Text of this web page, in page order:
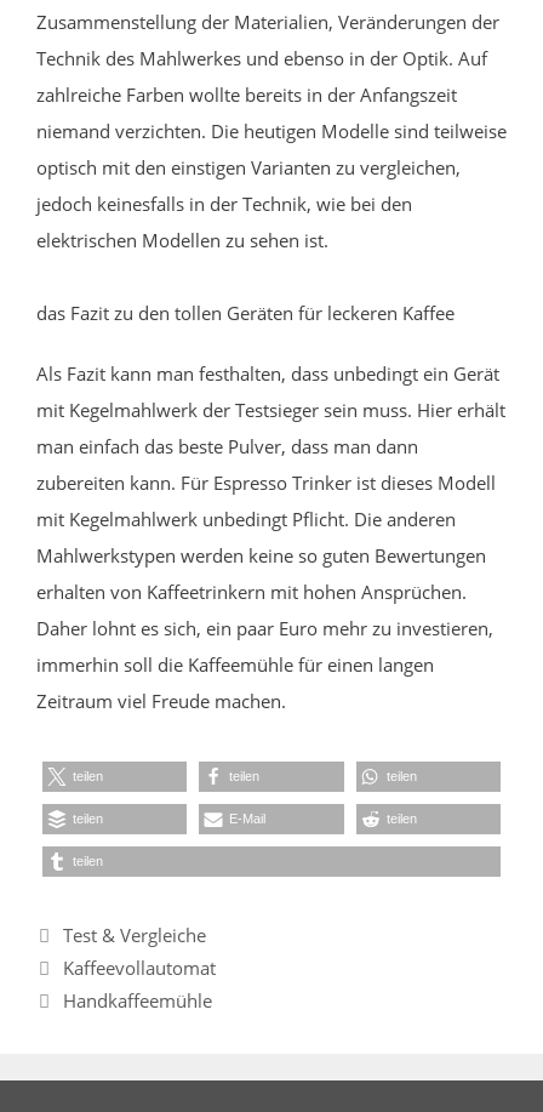
Zusammenstellung der Materialien, Veränderungen der
Technik des Mahlwerkes und ebenso in der Optik. Auf
zahlreiche Farben wollte bereits in der Anfangszeit
niemand verzichten. Die heutigen Modelle sind teilweise
optisch mit den einstigen Varianten zu vergleichen,
jedoch keinesfalls in der Technik, wie bei den
elektrischen Modellen zu sehen ist.
das Fazit zu den tollen Geräten für leckeren Kaffee
Als Fazit kann man festhalten, dass unbedingt ein Gerät
mit Kegelmahlwerk der Testsieger sein muss. Hier erhält
man einfach das beste Pulver, dass man dann
zubereiten kann. Für Espresso Trinker ist dieses Modell
mit Kegelmahlwerk unbedingt Pflicht. Die anderen
Mahlwerkstypen werden keine so guten Bewertungen
erhalten von Kaffeetrinkern mit hohen Ansprüchen.
Daher lohnt es sich, ein paar Euro mehr zu investieren,
immerhin soll die Kaffeemühle für einen langen
Zeitraum viel Freude machen.
teilen teilen teilen
teilen E-Mail teilen
teilen
Kategorien
Test & Vergleiche
Kaffeevollautomat
Handkaffeemühle